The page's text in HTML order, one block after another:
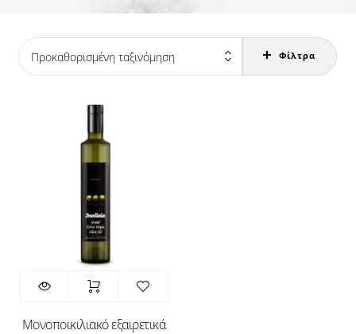
Προκαθορισμένη ταξινόμηση Φίλτρα
Μονοποικιλιακό εξαιρετικά